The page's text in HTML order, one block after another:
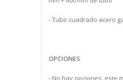
- Tubo cuadrado acero
OPCIONES
- No hay opciones, este